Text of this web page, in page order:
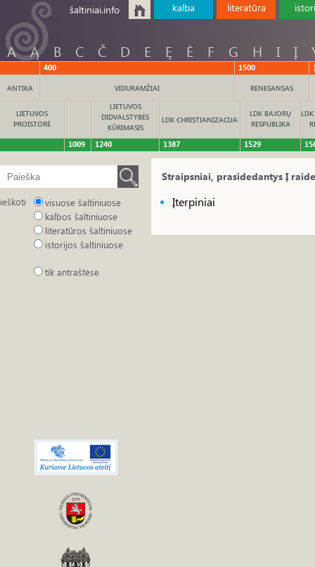
šaltiniai.info kalba literatūra
A Ą B C Č D E Ę Ė F G H I Į
400 1500
ANTIKA VIDURAMŽIAI RENESANSAS
LIETUVOS
PROISTORĖ
LIETUVOS
DIDVALSTYBĖS
KŪRIMASIS
LDK CHRISTIANIZACIJA
LDK BAJORŲ
RESPUBLIKA
1009 1240 1387 1529
ieškoti
visuose šaltiniuose
kalbos šaltiniuose
literatūros šaltiniuose
istorijos šaltiniuose
tik antraštėse
Straipsniai, prasidedantys Į
Įterpiniai